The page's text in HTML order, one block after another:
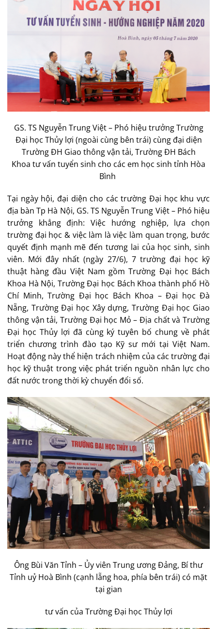
GS. TS Nguyễn Trung Việt – Phó hiệu trưởng Trường
Đại học Thủy lợi (ngoài cùng bên trái) cùng đại diện
Trường ĐH Giao thông vận tải, Trường ĐH Bách
Khoa tư vấn tuyển sinh cho các em học sinh tỉnh Hòa
Bình
Tại ngày hội, đại diện cho các trường Đại học khu vực
địa bàn Tp Hà Nội, GS. TS Nguyễn Trung Việt – Phó hiệu
trưởng khẳng định: Việc hướng nghiệp, lựa chọn
trường đại học & việc làm là việc làm quan trọng, bước
quyết định mạnh mẽ đến tương lai của học sinh, sinh
viên. Mới đây nhất (ngày 27/6), 7 trường đại học kỹ
thuật hàng đầu Việt Nam gồm Trường Đại học Bách
Khoa Hà Nội, Trường Đại học Bách Khoa thành phố Hồ
Chí Minh, Trường Đại học Bách Khoa – Đại học Đà
Nẵng, Trường Đại học Xây dựng, Trường Đại học Giao
thông vận tải, Trường Đại học Mỏ – Địa chất và Trường
Đại học Thủy lợi đã cùng ký tuyên bố chung về phát
triển chương trình đào tạo Kỹ sư mới tại Việt Nam.
Hoạt động này thể hiện trách nhiệm của các trường đại
học kỹ thuật trong việc phát triển nguồn nhân lực cho
đất nước trong thời kỳ chuyển đổi số.
Ông Bùi Văn Tỉnh – Ủy viên Trung ương Đảng, Bí thư
Tỉnh uỷ Hoà Bình (cạnh lẵng hoa, phía bên trái) có mặt
tại gian
tư vấn của Trường Đại học Thủy lợi